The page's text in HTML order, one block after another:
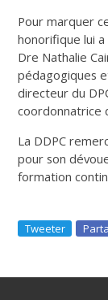
Pour marquer
honorifique lui
Dre Nathalie
pédagogiques
directeur du
coordonnatrice
La DDPC
pour son
formation
Tweeter